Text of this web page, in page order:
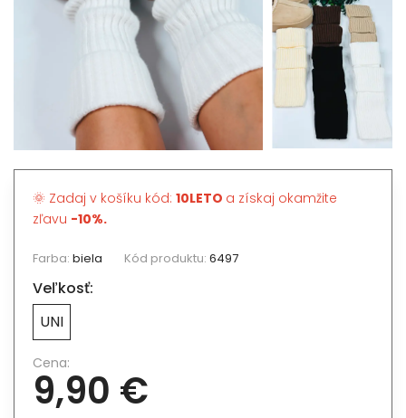
🌞 Zadaj v košíku kód: 10LETO a získaj okamžite
zľavu -10%.
Farba: biela Kód produktu: 6497
Veľkosť:
UNI
Cena:
9,90 €